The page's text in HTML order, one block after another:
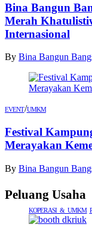
Bina Bangun
Merah
Internasional
By Bina Bangun
EVENT/UMKM
Festival
Merayakan
By Bina Bangun
Peluang Usaha
KOPERASI & UMKM